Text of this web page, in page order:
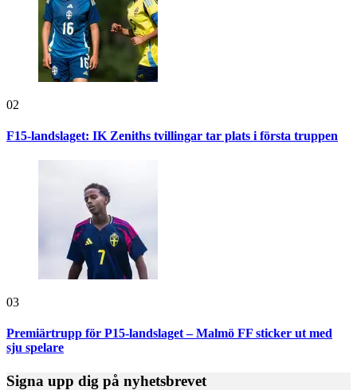
02
F15-landslaget: IK Zeniths tvillingar tar plats i första truppen
03
Premiärtrupp för P15-landslaget – Malmö FF sticker ut med
sju spelare
Signa upp dig på nyhetsbrevet